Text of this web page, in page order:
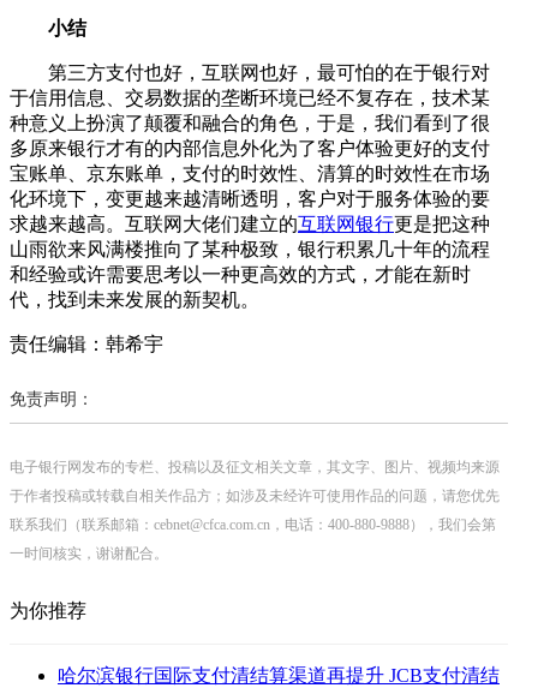
小结
第三方支付也好，互联网也好，最可怕的在于银行对
于信用信息、交易数据的垄断环境已经不复存在，技术某
种意义上扮演了颠覆和融合的角色，于是，我们看到了很
多原来银行才有的内部信息外化为了客户体验更好的支付
宝账单、京东账单，支付的时效性、清算的时效性在市场
化环境下，变更越来越清晰透明，客户对于服务体验的要
求越来越高。互联网大佬们建立的互联网银行更是把这种
山雨欲来风满楼推向了某种极致，银行积累几十年的流程
和经验或许需要思考以一种更高效的方式，才能在新时
代，找到未来发展的新契机。
责任编辑：韩希宇
免责声明：
电子银行网发布的专栏、投稿以及征文相关文章，其文字、图片、视频均来源
于作者投稿或转载自相关作品方；如涉及未经许可使用作品的问题，请您优先
联系我们（联系邮箱：cebnet@cfca.com.cn，电话：400-880-9888），我们会第
一时间核实，谢谢配合。
为你推荐
哈尔滨银行国际支付清结算渠道再提升 JCB支付清结